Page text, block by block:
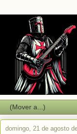
domingo, 21 de agosto